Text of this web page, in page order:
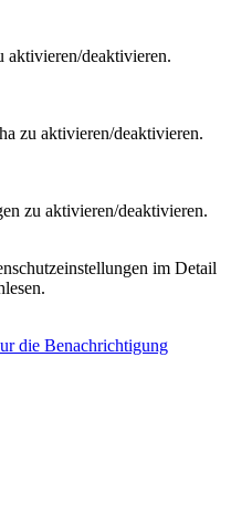
deaktivieren.
zu aktivieren/deaktivieren.
zu aktivieren/deaktivieren.
im Detail
die Benachrichtigung